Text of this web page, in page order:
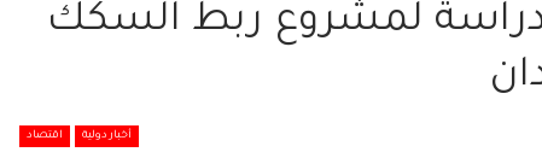
دراسة لمشروع ربط السكك
أخبار دولية اقتصاد